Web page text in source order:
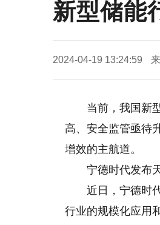
新型储能
2024-04-19 13:24:59
当前，我国新
高、安全监管亟待
增效的主航道。
宁德时代发布
近日，宁德时
行业的规模化应用